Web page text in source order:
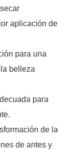
aplicación de
para una
belleza
para
de la
de antes y